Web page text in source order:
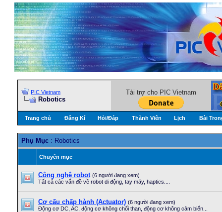
PIC Vietnam
Robotics
Tài trợ cho PIC Vietnam
Trang chủ Đăng Kí Hỏi/Ðáp Thành Viên Lịch Bài
Phụ Mục : Robotics
Chuyên mục
Công nghệ robot (6 người đang xem)
Tất cả các vấn đề về robot di động, tay máy, haptics....
Cơ cấu chấp hành (Actuator) (6 người đang xem)
Động cơ DC, AC, động cơ không chổi than, động cơ không cảm biến...